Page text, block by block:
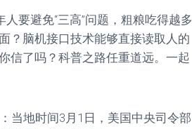
要避免“三高”问题，粗粮吃得越多
？脑机接口技术能够直接读取人的
信了吗？科普之路任重道远。一起
当地时间3月1日，美国中央司令部